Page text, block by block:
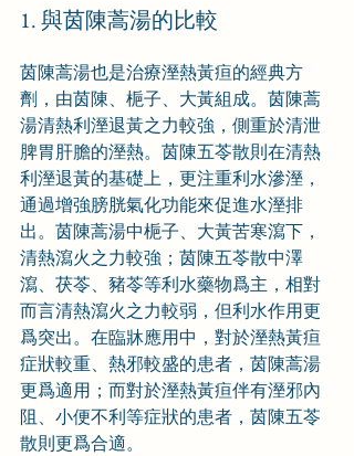
1. 與茵陳蒿湯的比較
茵陳蒿湯也是治療溼熱黃疸的經典方
劑，由茵陳、梔子、大黃組成。茵陳蒿
湯清熱利溼退黃之力較強，側重於清泄
脾胃肝膽的溼熱。茵陳五苓散則在清熱
利溼退黃的基礎上，更注重利水滲溼，
通過增強膀胱氣化功能來促進水溼排
出。茵陳蒿湯中梔子、大黃苦寒瀉下，
清熱瀉火之力較強；茵陳五苓散中澤
瀉、茯苓、豬苓等利水藥物爲主，相對
而言清熱瀉火之力較弱，但利水作用更
爲突出。在臨牀應用中，對於溼熱黃疸
症狀較重、熱邪較盛的患者，茵陳蒿湯
更爲適用；而對於溼熱黃疸伴有溼邪內
阻、小便不利等症狀的患者，茵陳五苓
散則更爲合適。